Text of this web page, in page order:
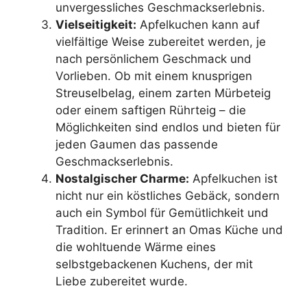
unvergessliches Geschmackserlebnis.
Vielseitigkeit: Apfelkuchen kann auf
vielfältige Weise zubereitet werden, je
nach persönlichem Geschmack und
Vorlieben. Ob mit einem knusprigen
Streuselbelag, einem zarten Mürbeteig
oder einem saftigen Rührteig – die
Möglichkeiten sind endlos und bieten für
jeden Gaumen das passende
Geschmackserlebnis.
Nostalgischer Charme: Apfelkuchen ist
nicht nur ein köstliches Gebäck, sondern
auch ein Symbol für Gemütlichkeit und
Tradition. Er erinnert an Omas Küche und
die wohltuende Wärme eines
selbstgebackenen Kuchens, der mit
Liebe zubereitet wurde.